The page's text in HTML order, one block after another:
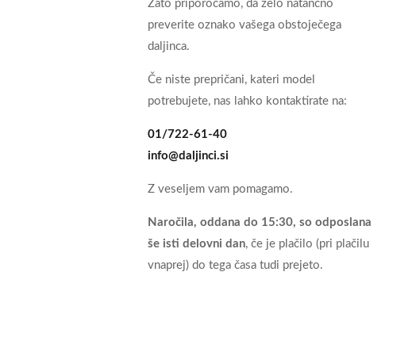
Zato priporočamo, da zelo natančno
preverite oznako vašega obstoječega
daljinca.
Če niste prepričani, kateri model
potrebujete, nas lahko kontaktirate na:
01/722-61-40
info@daljinci.si
Z veseljem vam pomagamo.
Naročila, oddana do 15:30, so odposlana
še isti delovni dan, če je plačilo (pri plačilu
vnaprej) do tega časa tudi prejeto.